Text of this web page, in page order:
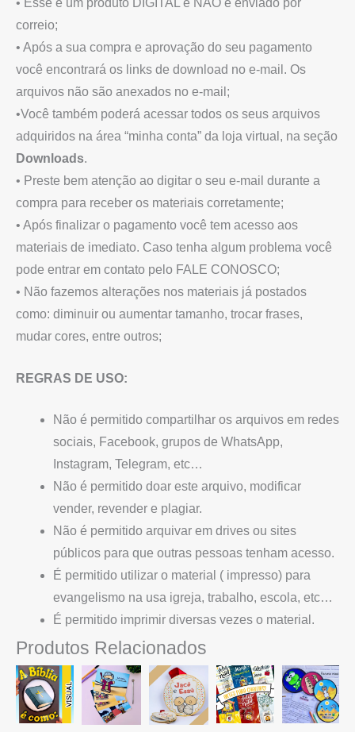
correio;
• Após a sua compra e aprovação do seu pagamento
você encontrará os links de download no e-mail. Os
arquivos não são anexados no e-mail;
•Você também poderá acessar todos os seus arquivos
adquiridos na área “minha conta” da loja virtual, na seção
Downloads.
• Preste bem atenção ao digitar o seu e-mail durante a
compra para receber os materiais corretamente;
• Após finalizar o pagamento você tem acesso aos
materiais de imediato. Caso tenha algum problema você
pode entrar em contato pelo FALE CONOSCO;
• Não fazemos alterações nos materiais já postados
como: diminuir ou aumentar tamanho, trocar frases,
mudar cores, entre outros;
REGRAS DE USO:
Não é permitido compartilhar os arquivos em redes
sociais, Facebook, grupos de WhatsApp,
Instagram, Telegram, etc…
Não é permitido doar este arquivo, modificar
vender, revender e plagiar.
Não é permitido arquivar em drives ou sites
públicos para que outras pessoas tenham acesso.
É permitido utilizar o material ( impresso) para
evangelismo na usa igreja, trabalho, escola, etc…
É permitido imprimir diversas vezes o material.
Produtos Relacionados